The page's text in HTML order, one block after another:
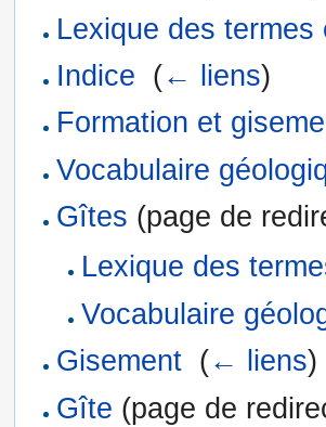
Lexique des
Indice (← liens)
Formation et
Vocabulaire
Gîtes (page de
Lexique des
Vocabulaire
Gisement (← liens)
Gîte (page de